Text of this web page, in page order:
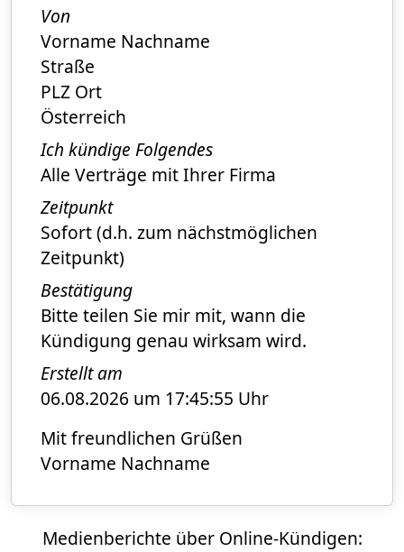
Von
Vorname Nachname
Straße
PLZ Ort
Österreich
Ich kündige Folgendes
Alle Verträge mit Ihrer Firma
Zeitpunkt
Sofort (d.h. zum nächstmöglichen
Zeitpunkt)
Bestätigung
Bitte teilen Sie mir mit, wann die
Kündigung genau wirksam wird.
Erstellt am
06.08.2026 um 17:45:55 Uhr
Mit freundlichen Grüßen
Vorname Nachname
Medienberichte über Online-Kündigen: